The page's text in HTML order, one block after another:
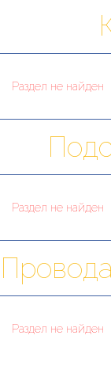
Раздел не найден
Раздел не найден
Раздел не найден